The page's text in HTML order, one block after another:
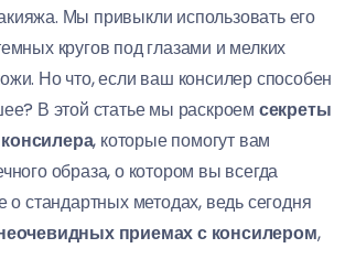
Мы привыкли использовать его
кругов под глазами и мелких
Но что, если ваш консилер способен
В этой статье мы раскроем секреты
, которые помогут вам
образа, о котором вы всегда
о стандартных методах, ведь сегодня
приемах с консилером,